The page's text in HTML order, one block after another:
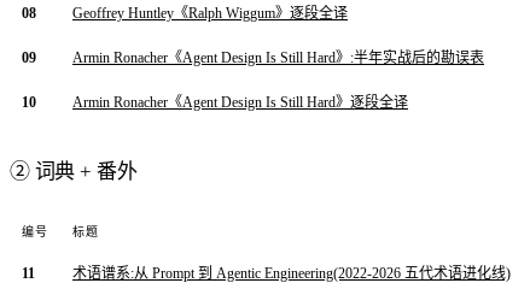
08 Geoffrey Huntley《Ralph Wiggum》逐段全译
09 Armin Ronacher《Agent Design Is Still Hard》:半年实战后的勘误表
10 Armin Ronacher《Agent Design Is Still Hard》逐段全译
② 词典 + 番外
编号 标题
11 术语谱系:从 Prompt 到 Agentic Engineering(2022-2026 五代术语进化线)